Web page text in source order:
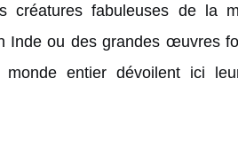
créatures fabuleuses de la
Inde ou des grandes œuvres
entier dévoilent ici